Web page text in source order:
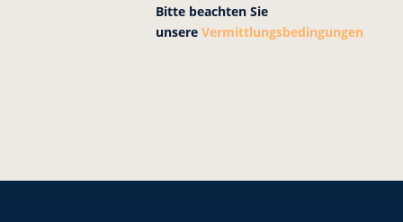
Bitte beachten Sie
unsere Vermittlungsbedingungen